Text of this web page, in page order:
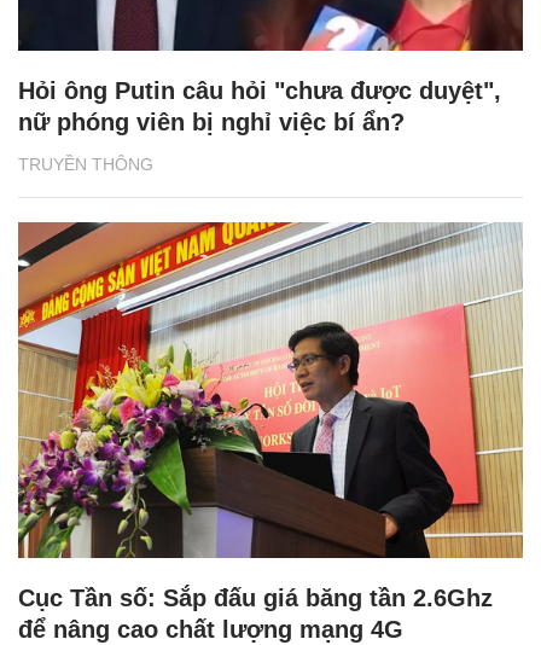
TRUYỀN THÔNG
Hỏi ông Putin câu hỏi "chưa được duyệt",
nữ phóng viên bị nghỉ việc bí ẩn?
Cục Tần số: Sắp đấu giá băng tần 2.6Ghz
để nâng cao chất lượng mạng 4G